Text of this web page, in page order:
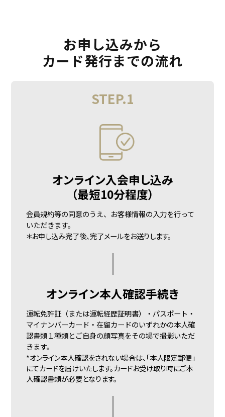
お申し込みから
カード発行までの流れ
STEP.1
オンライン入会申し込み
（最短10分程度）
会員規約等の同意のうえ、お客様情報の入力を行って
いただきます。
＊お申し込み完了後、完了メールをお送りします。
オンライン本人確認手続き
運転免許証（または運転経歴証明書）・パスポート・
マイナンバーカード・在留カードのいずれかの本人確
認書類１種類とご自身の顔写真をその場で撮影いただ
きます。
*オンライン本人確認をされない場合は、「本人限定郵便」
にてカードを届けいたします。カードお受け取り時にご本
人確認書類が必要となります。